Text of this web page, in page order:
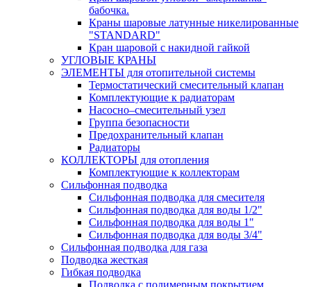
бабочка.
Краны шаровые латунные никелированные
"STANDARD"
Кран шаровой с накидной гайкой
УГЛОВЫЕ КРАНЫ
ЭЛЕМЕНТЫ для отопительной системы
Термостатический смесительный клапан
Комплектующие к радиаторам
Насосно–смесительный узел
Группа безопасности
Предохранительный клапан
Радиаторы
КОЛЛЕКТОРЫ для отопления
Комплектующие к коллекторам
Сильфонная подводка
Сильфонная подводка для смесителя
Сильфонная подводка для воды 1/2"
Сильфонная подводка для воды 1"
Сильфонная подводка для воды 3/4"
Cильфонная подводка для газа
Подводка жесткая
Гибкая подводка
Подводка с полимерным покрытием